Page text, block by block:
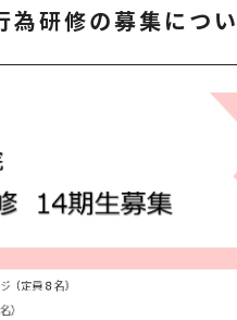
研修の募集につ